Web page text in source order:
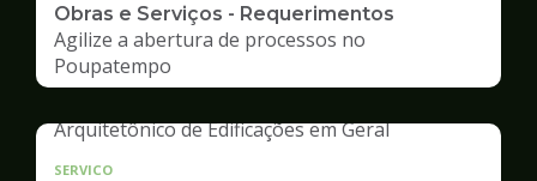
Obras e Serviços - Requerimentos
Agilize a abertura de processos no
Poupatempo
SERVICO